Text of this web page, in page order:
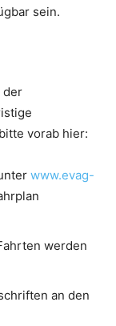
sein.
der
vorab hier:
www.evag-
werden
an den